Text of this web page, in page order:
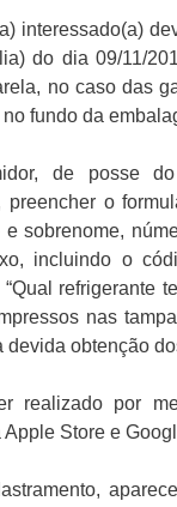
interessado(a)
do dia 09/11/
no caso das
fundo da
de posse
preencher o
sobrenome,
incluindo o
refrigerante
nas
obtenção
realizado por
Store e